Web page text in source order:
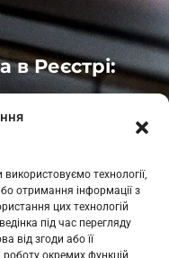
технології,
отримання інформації з
цих технологій
під час перегляду
від згоди або її
окремих функцій
в Реєстрі: